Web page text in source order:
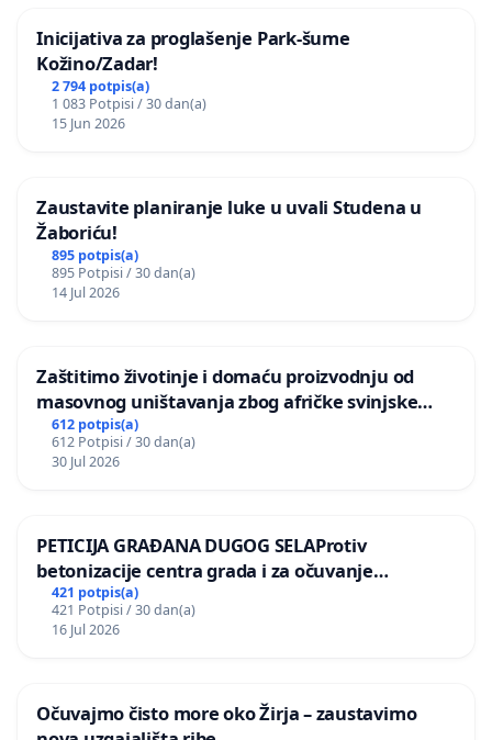
Inicijativa za proglašenje Park-šume
Kožino/Zadar!
2 794 potpis(a)
1 083 Potpisi / 30 dan(a)
15 Jun 2026
Zaustavite planiranje luke u uvali Studena u
Žaboriću!
895 potpis(a)
895 Potpisi / 30 dan(a)
14 Jul 2026
Zaštitimo životinje i domaću proizvodnju od
masovnog uništavanja zbog afričke svinjske
kuge
612 potpis(a)
612 Potpisi / 30 dan(a)
30 Jul 2026
PETICIJA GRAĐANA DUGOG SELAProtiv
betonizacije centra grada i za očuvanje
postojećih zelenih površina i odraslih stabala pri
donošenju izmjena urbanističkog plana
421 potpis(a)
421 Potpisi / 30 dan(a)
16 Jul 2026
Očuvajmo čisto more oko Žirja – zaustavimo